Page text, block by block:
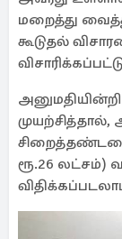
மறைத்து
கூடுதல்
ரூ.26 லட்சம்)